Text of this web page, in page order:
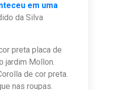
em uma
da Silva
preta placa de
jardim Mollon.
de cor preta.
nas roupas.